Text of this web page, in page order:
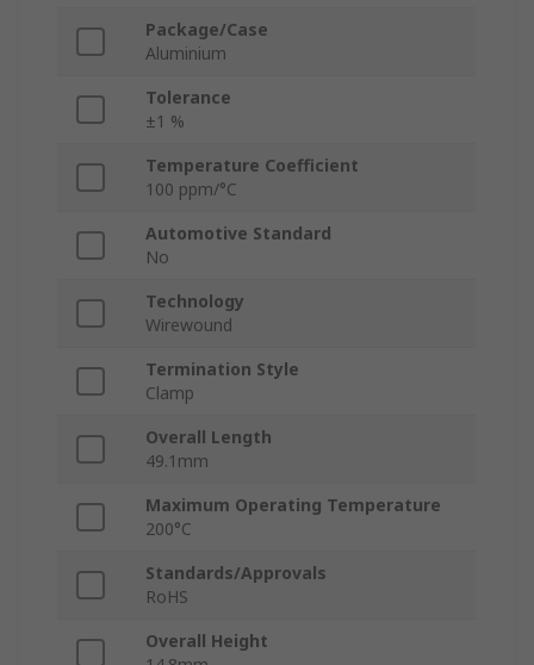
Package/Case
Aluminium
Tolerance
±1 %
Temperature Coefficient
100 ppm/°C
Automotive Standard
No
Technology
Wirewound
Termination Style
Clamp
Overall Length
49.1mm
Maximum Operating Temperature
200°C
Standards/Approvals
RoHS
Overall Height